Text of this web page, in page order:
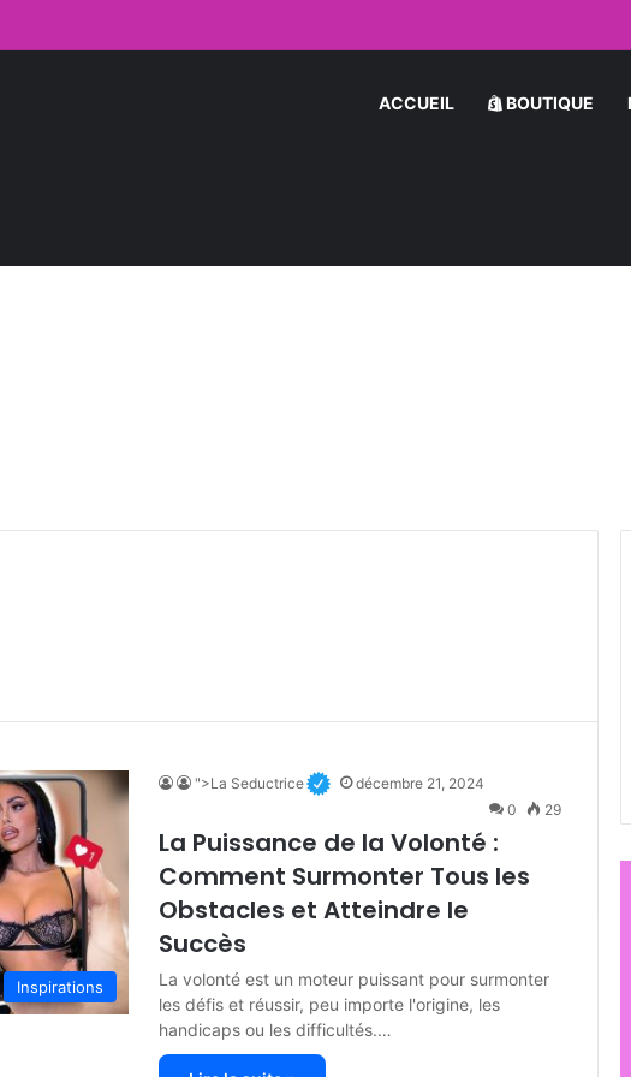
Irrésistible par Message : Les Secrets pour Séduire une Femme en Ligne
ACCUEIL BOUTIQUE
Inspirations
">La Seductrice
décembre 21, 2024
0
29
La Puissance de la Volonté :
Comment Surmonter Tous les
Obstacles et Atteindre le
Succès
La volonté est un moteur puissant pour surmonter
les défis et réussir, peu importe l'origine, les
handicaps ou les difficultés.…